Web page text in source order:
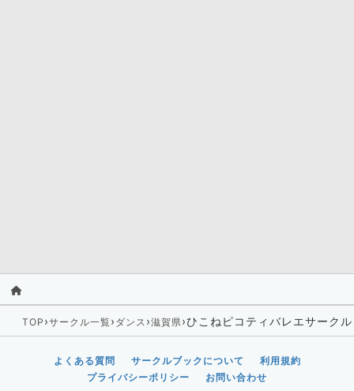
TOP ›サークル一覧› ダンス ›滋賀県›ひこねピコティバレエサークル
よくある質問 サークルブックについて
利用規約
プライバシーポリシー
お問い合わせ